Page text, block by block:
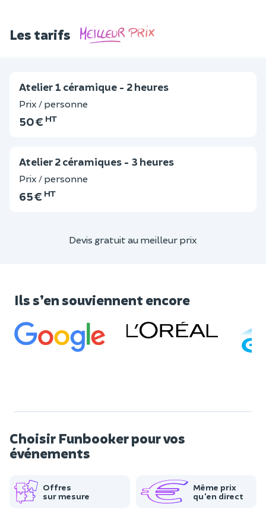
Les tarifs
Atelier 1 céramique - 2 heures
Prix / personne
50 € HT
Atelier 2 céramiques - 3 heures
Prix / personne
65 € HT
Devis gratuit au meilleur prix
Ils s’en souviennent encore
Choisir Funbooker pour vos
événements
Offres
sur mesure
Même prix
qu'en direct